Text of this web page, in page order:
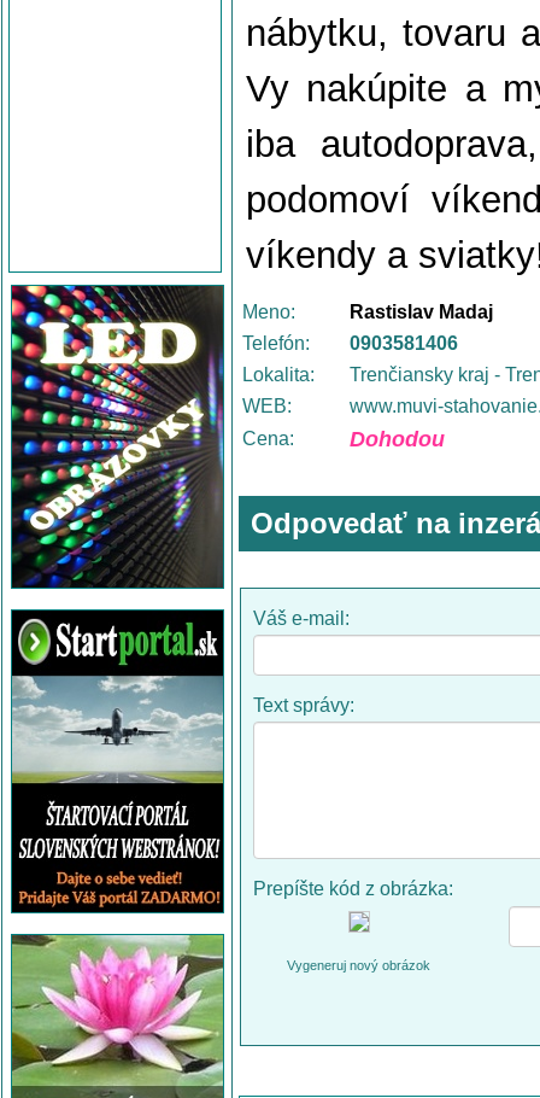
nábytku, tovaru
Vy nakúpite a
iba
podomoví
víkendy a
Meno:
Rastislav Madaj
Telefón:
0903581406
Lokalita:
Trenčiansky kraj -
WEB:
www.muvi-
Cena:
Dohodou
Odpovedať na
Váš e-mail:
Text správy:
Prepíšte kód z obrázka:
Vygeneruj nový obrázok